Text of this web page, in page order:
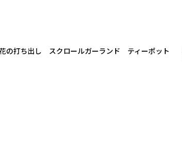
の打ち出し スクロールガーランド ティーポット